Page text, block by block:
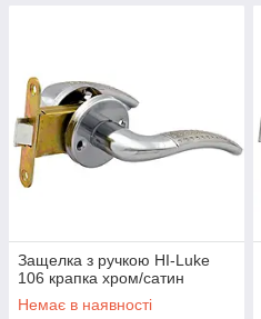
Защелка з ручкою HI-Luke
106 крапка хром/сатин
Немає в наявності